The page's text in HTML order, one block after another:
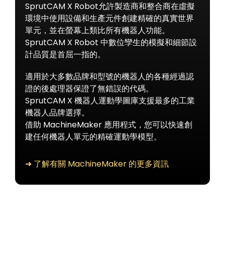
SprutCAM X Robot允許製造商和整合商在虛擬
環境中使用設備和生產元件創建精確的真實世界
單元，並在螢幕上類比所有機器人功能。
SprutCAM X Robot 中數位孿生的模擬和細節設
計品質是首屈一指的。
適用於大多數品牌和型號的機器人的各種經過認
證的後處理器保證了無錯誤的代碼。
SprutCAM X 機器人運動學圖庫支援最多的工業
機器人品牌選擇。
借助 MachineMaker 應用程式，您可以快速創
建任何機器人單元的精確運動學模型。
➜ 了解有關 MachineMaker 的更多資訊